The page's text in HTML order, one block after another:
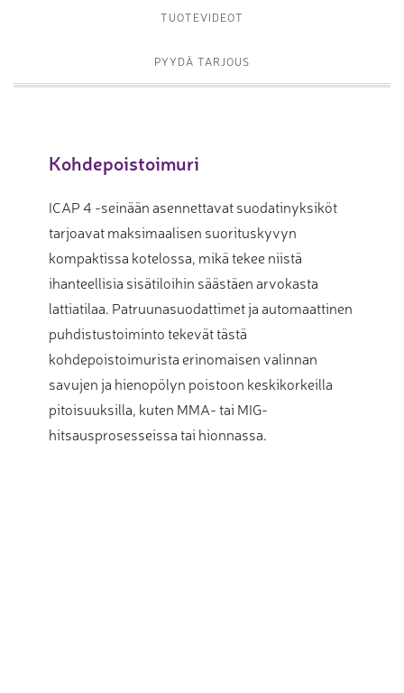
TUOTEVIDEOT
PYYDÄ TARJOUS
Kohdepoistoimuri
ICAP 4 -seinään asennettavat suodatinyksiköt
tarjoavat maksimaalisen suorituskyvyn
kompaktissa kotelossa, mikä tekee niistä
ihanteellisia sisätiloihin säästäen arvokasta
lattiatilaa. Patruunasuodattimet ja automaattinen
puhdistustoiminto tekevät tästä
kohdepoistoimurista erinomaisen valinnan
savujen ja hienopölyn poistoon keskikorkeilla
pitoisuuksilla, kuten MMA- tai MIG-
hitsausprosesseissa tai hionnassa.